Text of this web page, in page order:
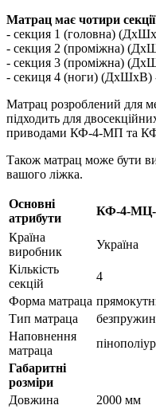
Матрац має чотири
- секция 1 (головна)
- секция 2 (проміжна)
- секция 3 (проміжна)
- секиця 4 (ноги) (ДхШхВ)
Матрац розроблений для
підходить для
приводами КФ-4-МП та
Також матрац може бути
вашого ліжка.
Основні
атрибути
КФ-4-
Країна
виробник
Україна
Кількість
секцій
4
Форма матраца
Тип матраца
Наповнення
матраца
Габаритні
розміри
Довжина
2000 мм